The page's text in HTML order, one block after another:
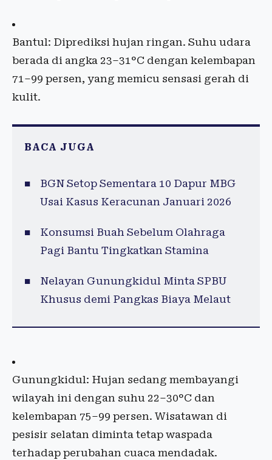
Bantul: Diprediksi hujan ringan. Suhu udara
berada di angka 23–31°C dengan kelembapan
71–99 persen, yang memicu sensasi gerah di
kulit.
BACA JUGA
BGN Setop Sementara 10 Dapur MBG
Usai Kasus Keracunan Januari 2026
Konsumsi Buah Sebelum Olahraga
Pagi Bantu Tingkatkan Stamina
Nelayan Gunungkidul Minta SPBU
Khusus demi Pangkas Biaya Melaut
Gunungkidul: Hujan sedang membayangi
wilayah ini dengan suhu 22–30°C dan
kelembapan 75–99 persen. Wisatawan di
pesisir selatan diminta tetap waspada
terhadap perubahan cuaca mendadak.